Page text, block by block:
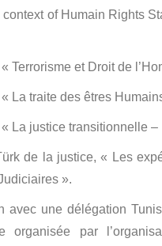
of Humain Rights
Terrorisme et Droit de
La traite des êtres
La justice transitionnelle –
de la justice, « Les
».
avec une délégation
organisée par